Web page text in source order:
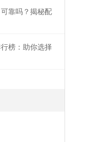
靠吗？揭秘配
榜：助你选择